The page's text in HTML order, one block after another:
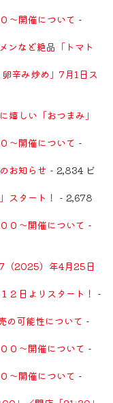
～開催について -
ンなど絶品「トマト
辛み炒め」7月1日ス
嬉しい「おつまみ」
～開催について -
お知らせ - 2,834 ビ
スタート！ - 2,678
０～開催について -
（2025）年4月25日
２日よりスタート！ -
の可能性について -
０～開催について -
～開催について -